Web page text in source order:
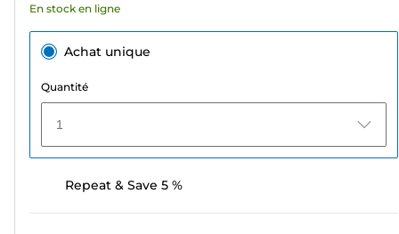
En stock en ligne
Achat unique
Quantité
1
Repeat & Save 5 %